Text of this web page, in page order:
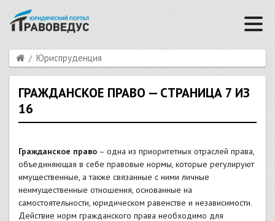
Юриспруденция
ГРАЖДАНСКОЕ ПРАВО — СТРАНИЦА 7 ИЗ
16
Гражданское право – одна из приоритетных отраслей права,
объединяющая в себе правовые нормы, которые регулируют
имущественные, а также связанные с ними личные
неимущественные отношения, основанные на
самостоятельности, юридическом равенстве и независимости.
Действие норм гражданского права необходимо для